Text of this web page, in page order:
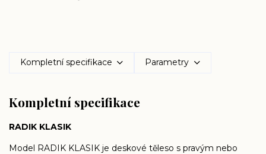
Kompletní specifikace Parametry
Kompletní specifikace
RADIK KLASIK
Model RADIK KLASIK je deskové těleso s pravým nebo